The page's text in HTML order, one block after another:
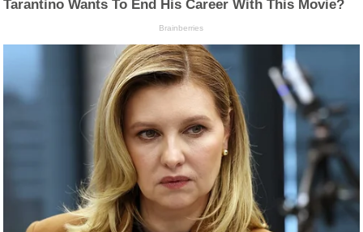
Tarantino Wants To End His Career With This Movie?
Brainberries